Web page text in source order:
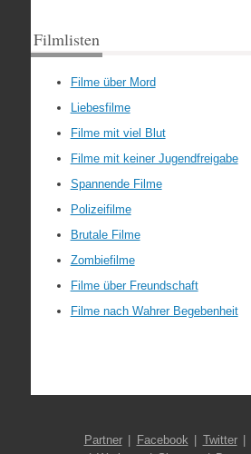
Filmlisten
Filme über Mord
Liebesfilme
Filme mit viel Blut
Filme mit keiner Jugendfreigabe
Spannende Filme
Polizeifilme
Brutale Filme
Zombiefilme
Filme über Freundschaft
Filme nach Wahrer Begebenheit
Partner Facebook Twitter